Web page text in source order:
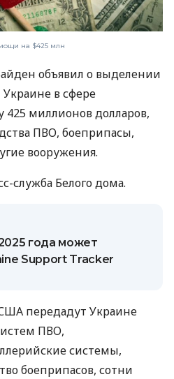
на $425 млн
объявил о выделении
в сфере
425 миллионов долларов,
ПВО, боеприпасы,
вооружения.
служба Белого дома.
года может
Support Tracker
передадут Украине
ПВО,
системы,
боеприпасов, сотни